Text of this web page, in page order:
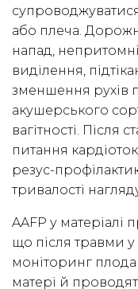
або плеча.
напад,
виділення,
зменшення рухів
акушерського
вагітності. Після
питання
резус-
тривалості
AAFP у матеріалі
що після травми у
моніторинг плода
матері й